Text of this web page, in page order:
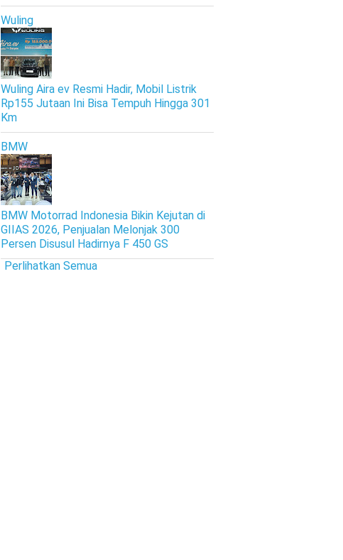
Wuling
Wuling Aira ev Resmi Hadir, Mobil Listrik
Rp155 Jutaan Ini Bisa Tempuh Hingga 301
Km
BMW
BMW Motorrad Indonesia Bikin Kejutan di
GIIAS 2026, Penjualan Melonjak 300
Persen Disusul Hadirnya F 450 GS
Perlihatkan Semua